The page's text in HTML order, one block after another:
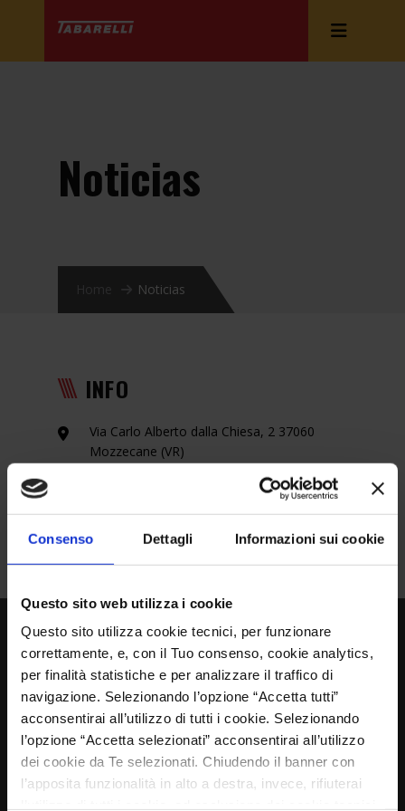
Consenso Dettagli Informazioni sui cookie
Questo sito web utilizza i cookie
Questo sito utilizza cookie tecnici, per funzionare
correttamente, e, con il Tuo consenso, cookie analytics,
per finalità statistiche e per analizzare il traffico di
navigazione. Selezionando l’opzione “Accetta tutti”
acconsentirai all’utilizzo di tutti i cookie. Selezionando
l’opzione “Accetta selezionati” acconsentirai all’utilizzo
dei cookie da Te selezionati. Chiudendo il banner con
l’apposita funzionalità in alto a destra, invece, rifiuterai
Noticias
Home Noticias
INFO
Via Carlo Alberto dalla Chiesa, 2 37060
Mozzecane (VR)
F. +39 045 7930214
8:00 – 12:00 | 14:00 – 18:00
EMPRESA
Fabricación de manipuladores hidraulicos